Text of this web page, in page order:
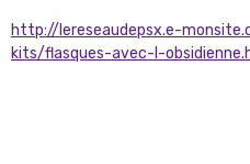
http://lereseaudepsx.e-
kits/flasques-avec-l-